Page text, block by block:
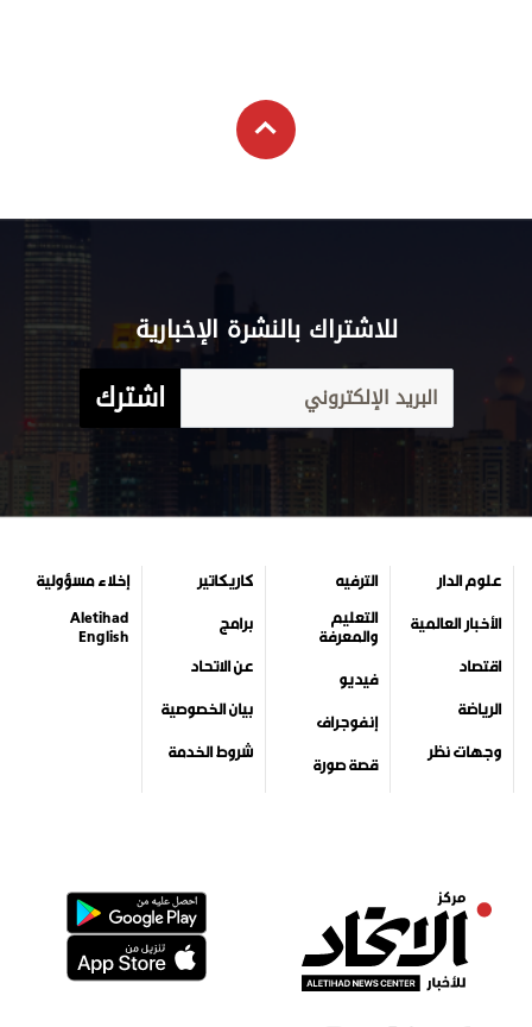
للاشتراك بالنشرة الإخبارية
اشترك
علوم الدار
الأخبار العالمية
اقتصاد
الرياضة
وجهات نظر
الترفيه
التعليم
والمعرفة
فيديو
إنفوجراف
قصة صورة
كاريكاتير
برامج
عن الاتحاد
بيان الخصوصية
شروط الخدمة
إخلاء مسؤولية
Aletihad
English